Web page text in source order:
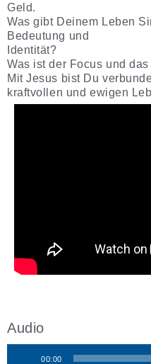
Geld.
Was gibt Deinem Leben
Bedeutung und
Identität?
Was ist der Focus und
Mit Jesus bist Du
kraftvollen und ewigen
Audio
00:00